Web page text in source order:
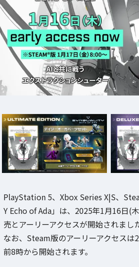
PlayStation 5、Xbox Series X|S、
Y Echo of Ada」は、2025年1月16日(
売とアーリーアクセスが開始されまし
なお、Steam版のアーリーアクセスは
前8時から開始されます。